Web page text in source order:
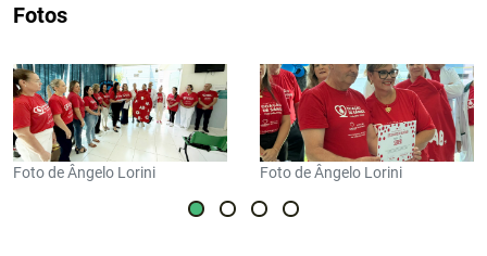
Fotos
Foto de Ângelo Lorini Foto de Ângelo Lorini